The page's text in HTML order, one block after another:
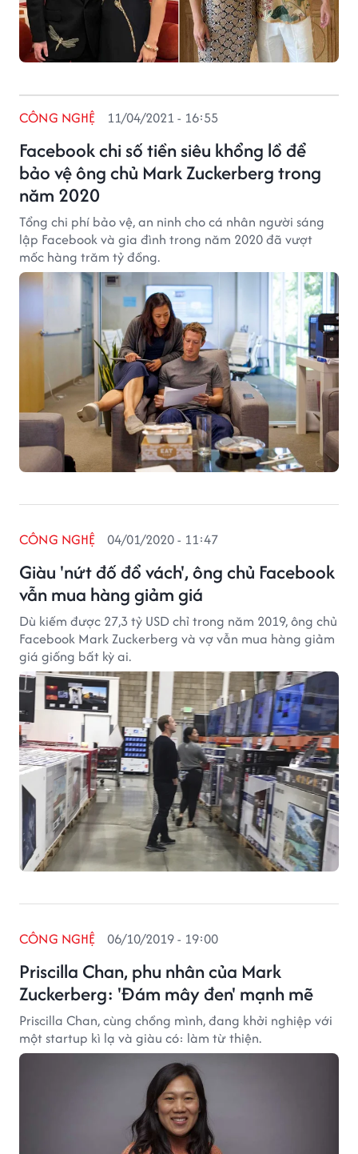
Facebook chi số tiền siêu khổng lồ để
bảo vệ ông chủ Mark Zuckerberg trong
năm 2020
CÔNG NGHỆ 11/04/2021 - 16:55
Tổng chi phí bảo vệ, an ninh cho cá nhân người sáng
lập Facebook và gia đình trong năm 2020 đã vượt
mốc hàng trăm tỷ đồng.
Giàu 'nứt đố đổ vách', ông chủ Facebook
vẫn mua hàng giảm giá
CÔNG NGHỆ 04/01/2020 - 11:47
Dù kiếm được 27,3 tỷ USD chỉ trong năm 2019, ông chủ
Facebook Mark Zuckerberg và vợ vẫn mua hàng giảm
giá giống bất kỳ ai.
Priscilla Chan, phu nhân của Mark
Zuckerberg: 'Đám mây đen' mạnh mẽ
CÔNG NGHỆ 06/10/2019 - 19:00
Priscilla Chan, cùng chồng mình, đang khởi nghiệp với
một startup kì lạ và giàu có: làm từ thiện.